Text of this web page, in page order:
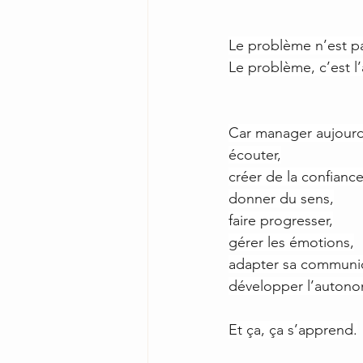
Le problème n’est
Le problème, c’est
Car manager
écouter,
créer de la
donner du sens,
faire progresser,
gérer les émotions,
adapter sa
développer
Et ça, ça s’apprend.